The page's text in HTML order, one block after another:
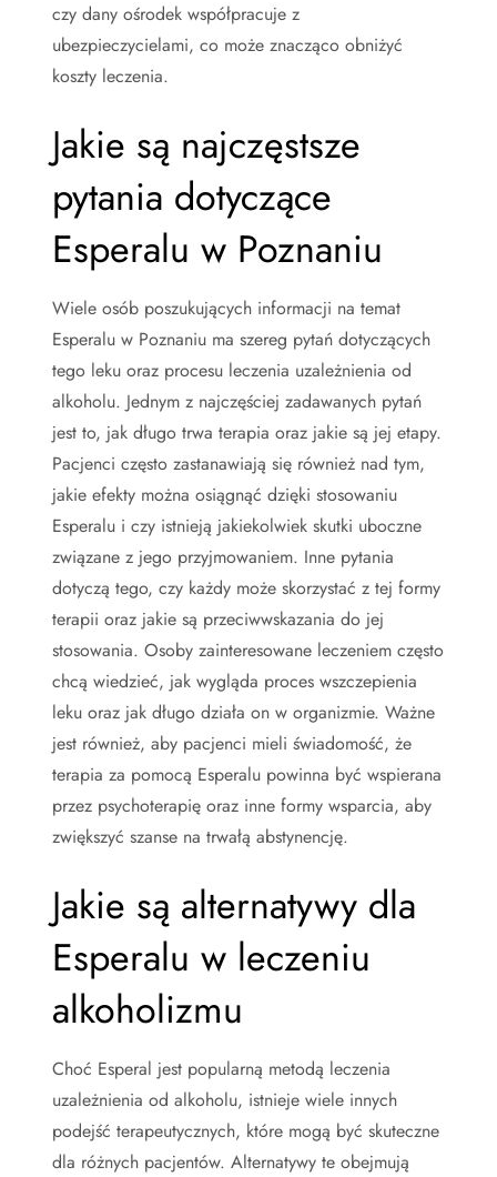
czy dany ośrodek współpracuje z
ubezpieczycielami, co może znacząco obniżyć
koszty leczenia.
Jakie są najczęstsze
pytania dotyczące
Esperalu w Poznaniu
Wiele osób poszukujących informacji na temat
Esperalu w Poznaniu ma szereg pytań dotyczących
tego leku oraz procesu leczenia uzależnienia od
alkoholu. Jednym z najczęściej zadawanych pytań
jest to, jak długo trwa terapia oraz jakie są jej etapy.
Pacjenci często zastanawiają się również nad tym,
jakie efekty można osiągnąć dzięki stosowaniu
Esperalu i czy istnieją jakiekolwiek skutki uboczne
związane z jego przyjmowaniem. Inne pytania
dotyczą tego, czy każdy może skorzystać z tej formy
terapii oraz jakie są przeciwwskazania do jej
stosowania. Osoby zainteresowane leczeniem często
chcą wiedzieć, jak wygląda proces wszczepienia
leku oraz jak długo działa on w organizmie. Ważne
jest również, aby pacjenci mieli świadomość, że
terapia za pomocą Esperalu powinna być wspierana
przez psychoterapię oraz inne formy wsparcia, aby
zwiększyć szanse na trwałą abstynencję.
Jakie są alternatywy dla
Esperalu w leczeniu
alkoholizmu
Choć Esperal jest popularną metodą leczenia
uzależnienia od alkoholu, istnieje wiele innych
podejść terapeutycznych, które mogą być skuteczne
dla różnych pacjentów. Alternatywy te obejmują